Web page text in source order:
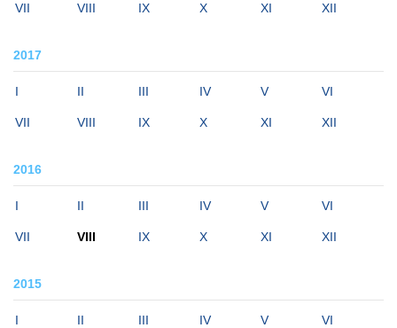
VII VIII IX X XI XII
2017
I II III IV V VI
VII VIII IX X XI XII
2016
I II III IV V VI
VII VIII IX X XI XII
2015
I II III IV V VI